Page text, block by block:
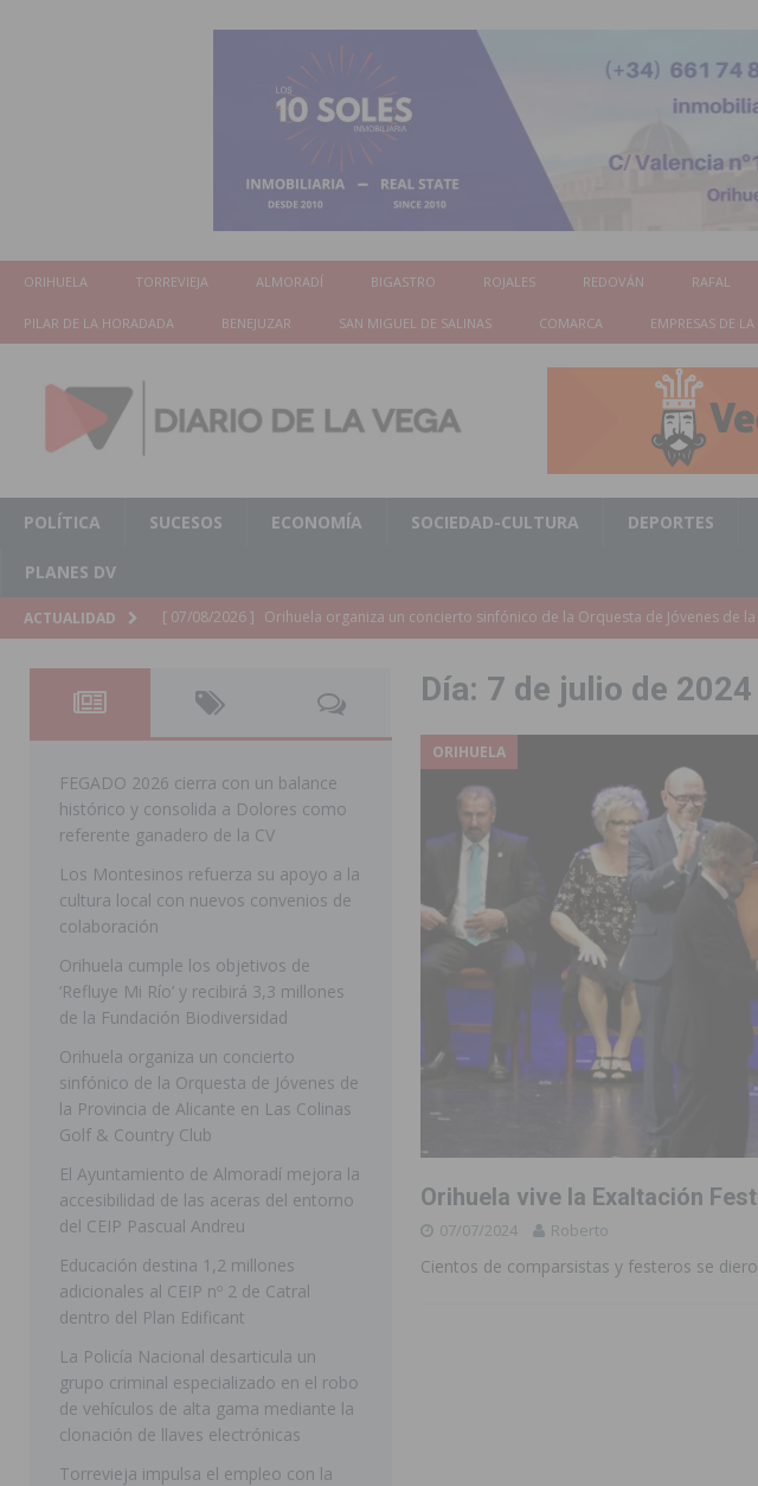
ORIHUELA TORREVIEJA ALMORADÍ BIGASTRO ROJALES REDOVÁN RAFAL
PILAR DE LA HORADADA BENEJUZAR SAN MIGUEL DE SALINAS COMARCA EMPRESAS DE
POLÍTICA SUCESOS ECONOMÍA SOCIEDAD-CULTURA DEPORTES
PLANES DV
ACTUALIDAD [ 07/08/2026 ] El Ayuntamiento de Almoradí mejora la accesibilidad de las aceras del
[ 07/08/2026 ]
Educación destina 1,2 millones adicionales al CEIP nº 2 de Catral dentro
[ 07/08/2026 ] La Policía Nacional desarticula un grupo criminal especializado en el
clonación de llaves electrónicas
[ 07/08/2026 ] Torrevieja impulsa el empleo con la contratación de 55 personas
[ 07/08/2026 ] Raiguero de Bonanza alerta del riesgo de incendios e inundaciones por
[ 07/08/2026 ]
La Generalitat impulsa el desdoblamiento de la CV-95, clave para
[ 07/08/2026 ] Benferri ya se prepara para dar comienzo a sus Fiestas 2026
[ 07/08/2026 ] Bigastro se viste de gala para la coronación de la Corte 2026
BIGASTRO
[ 07/08/2026 ]
Rojales clausura con éxito las Fiestas de las Urbanizaciones de Ciudad
[ 06/08/2026 ]
Arcángel
REDOVÁN
[ 06/08/2026 ]
El PSOE denuncia una nueva prórroga de la ORA en Orihuela ‘sin mejoras
[ 07/08/2026 ] FEGADO 2026 cierra con un balance histórico y consolida a Dolores
DOLORES
[ 07/08/2026 ] Orihuela cumple los objetivos de ‘Refluye Mi Río’ y recibirá 3,3 millones
ORIHUELA
[ 07/08/2026 ]
Orihuela organiza un concierto sinfónico de la Orquesta de Jóvenes de la
Día: 7 de julio de 2024
ORIHUELA
Orihuela vive la Exaltación
07/07/2024 Roberto
Cientos de comparsistas y festeros se
FEGADO 2026 cierra con un balance
histórico y consolida a Dolores como
referente ganadero de la CV
Los Montesinos refuerza su apoyo a la
cultura local con nuevos convenios de
colaboración
Orihuela cumple los objetivos de
‘Refluye Mi Río’ y recibirá 3,3 millones
de la Fundación Biodiversidad
Orihuela organiza un concierto
sinfónico de la Orquesta de Jóvenes de
la Provincia de Alicante en Las Colinas
Golf & Country Club
El Ayuntamiento de Almoradí mejora la
accesibilidad de las aceras del entorno
del CEIP Pascual Andreu
Educación destina 1,2 millones
adicionales al CEIP nº 2 de Catral
dentro del Plan Edificant
La Policía Nacional desarticula un
grupo criminal especializado en el robo
de vehículos de alta gama mediante la
clonación de llaves electrónicas
Torrevieja impulsa el empleo con la